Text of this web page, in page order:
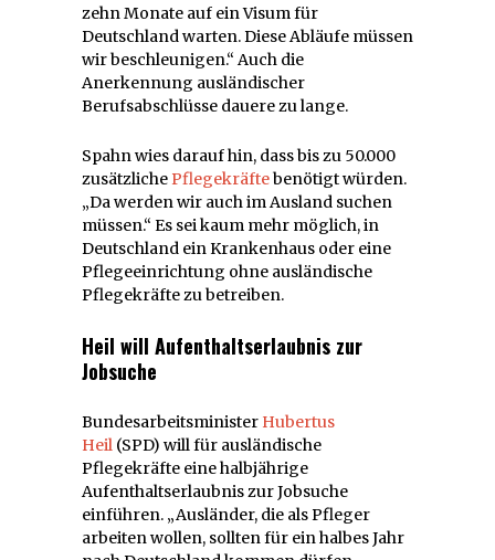
zehn Monate auf ein Visum für
Deutschland warten. Diese Abläufe müssen
wir beschleunigen.“ Auch die
Anerkennung ausländischer
Berufsabschlüsse dauere zu lange.
Spahn wies darauf hin, dass bis zu 50.000
zusätzlichePflegekräftebenötigt würden.
„Da werden wir auch im Ausland suchen
müssen.“ Es sei kaum mehr möglich, in
Deutschland ein Krankenhaus oder eine
Pflegeeinrichtung ohne ausländische
Pflegekräfte zu betreiben.
Heil will Aufenthaltserlaubnis zur
Jobsuche
Bundesarbeitsminister Hubertus
Heil (SPD) will für ausländische
Pflegekräfte eine halbjährige
Aufenthaltserlaubnis zur Jobsuche
einführen. „Ausländer, die als Pfleger
arbeiten wollen, sollten für ein halbes Jahr